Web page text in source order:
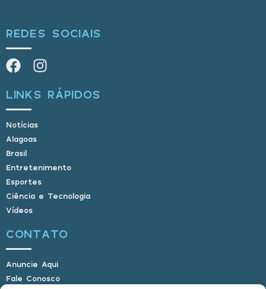
REDES SOCIAIS
LINKS RÁPIDOS
Notícias
Alagoas
Brasil
Entretenimento
Esportes
Ciência e Tecnologia
Vídeos
CONTATO
Anuncie Aqui
Fale Conosco